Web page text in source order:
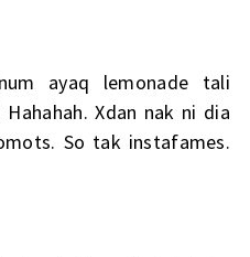
ayaq lemonade tali
Xdan nak ni dia
So tak instafames.